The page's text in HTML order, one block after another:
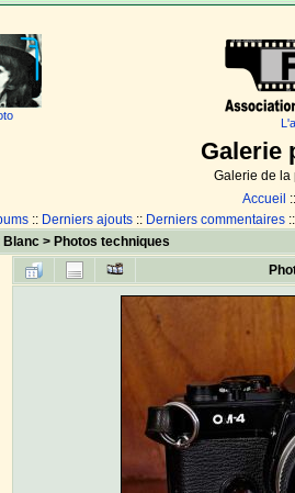
Galerie
Galerie de la
Accueil
:: Derniers ajouts :: Derniers commentaires
Blanc > Photos techniques